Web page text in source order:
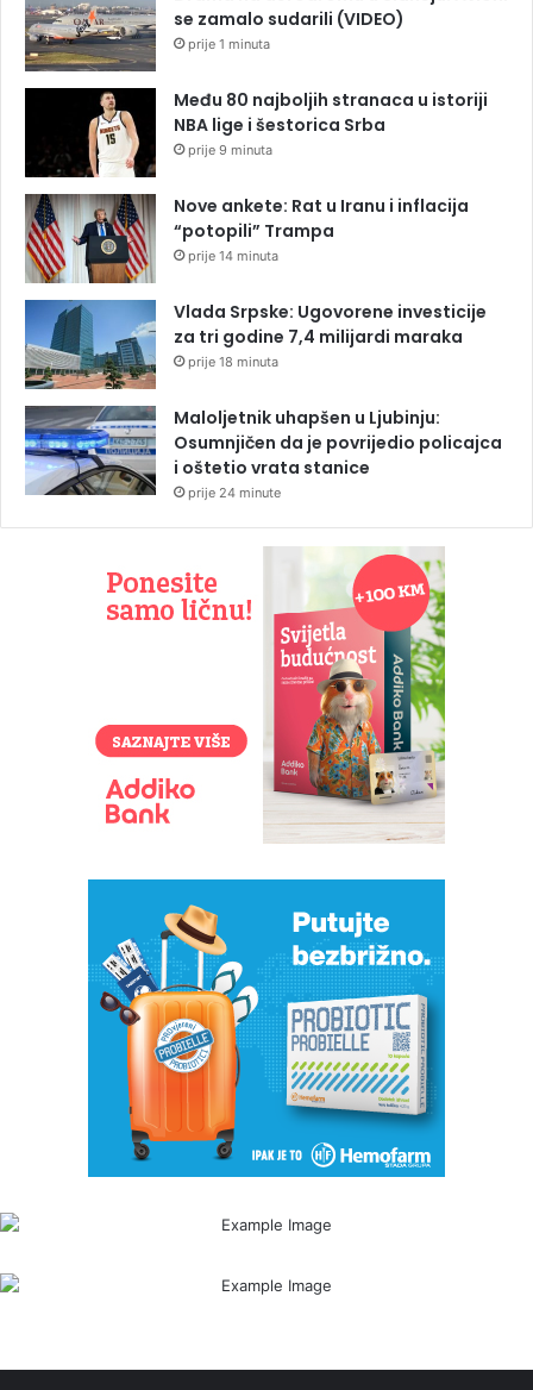
se zamalo sudarili (VIDEO)
prije 1 minuta
Među 80 najboljih stranaca u istoriji
NBA lige i šestorica Srba
prije 9 minuta
Nove ankete: Rat u Iranu i inflacija
“potopili” Trampa
prije 14 minuta
Vlada Srpske: Ugovorene investicije
za tri godine 7,4 milijardi maraka
prije 18 minuta
Maloljetnik uhapšen u Ljubinju:
Osumnjičen da je povrijedio policajca
i oštetio vrata stanice
prije 24 minute